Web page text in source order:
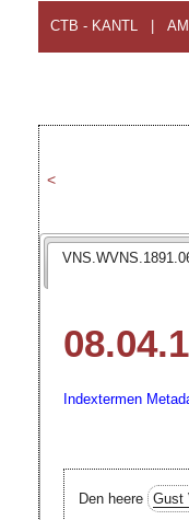
CTB - KANTL
<
Indextermen
Den heere Gust